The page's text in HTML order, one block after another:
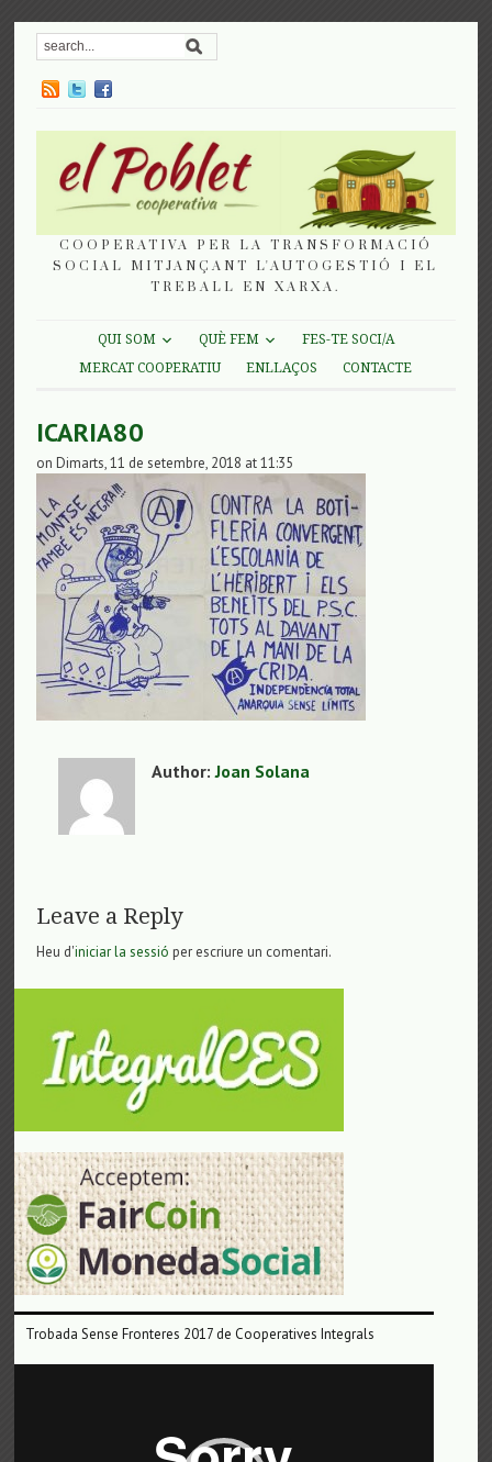
COOPERATIVA PER LA TRANSFORMACIÓ
SOCIAL MITJANÇANT L'AUTOGESTIÓ I EL
TREBALL EN XARXA.
QUI SOM QUÈ FEM
FES-TE SOCI/A
MERCAT COOPERATIU
ENLLAÇOS CONTACTE
ICARIA80
on Dimarts, 11 de setembre, 2018 at 11:35
Author:Joan Solana
Leave a Reply
Heu d'iniciar la sessió per escriure un comentari.
Trobada Sense Fronteres 2017 de Cooperatives Integrals